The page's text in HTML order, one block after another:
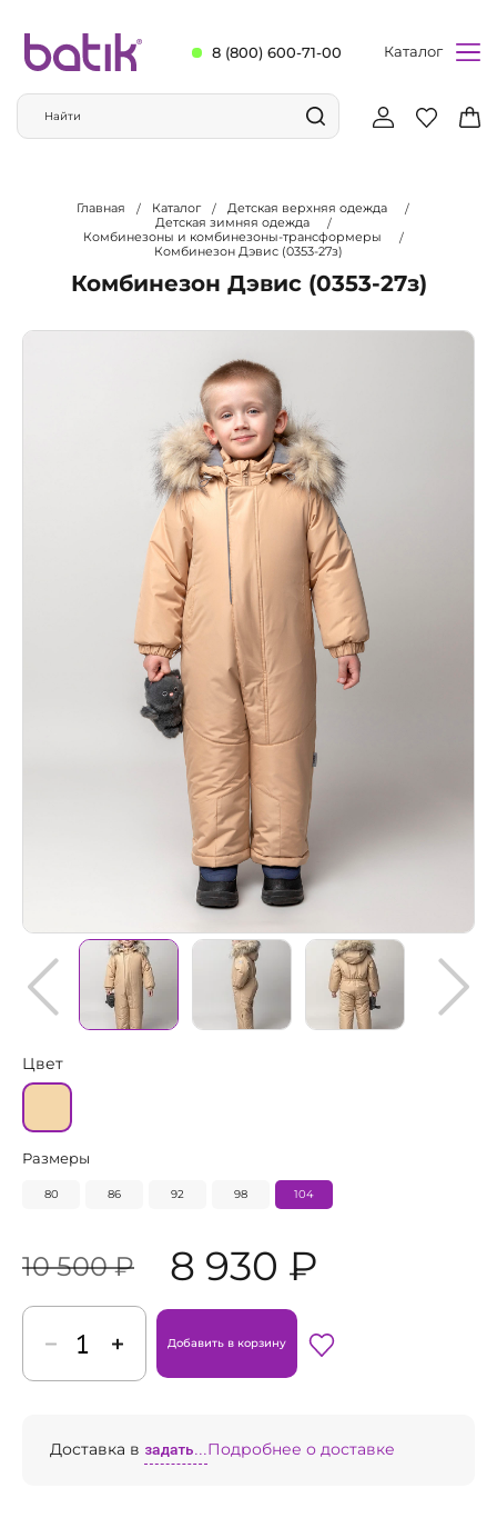
8 (800) 600-71-00 Каталог
Главная Каталог
Детская верхняя одежда
Детская зимняя одежда
Комбинезоны и комбинезоны-трансформеры
Комбинезон Дэвис (0353-27з)
Комбинезон Дэвис (0353-27з)
Цвет
Размеры
80 86 92 98 104
10 500 ₽ 8 930 ₽
Добавить в корзину
Доставка в задать...Подробнее о доставке